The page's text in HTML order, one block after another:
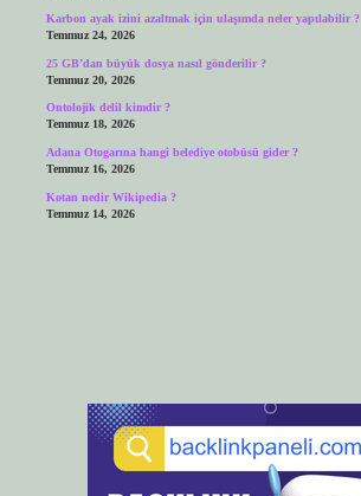
Karbon ayak izini azaltmak için ulaşımda neler yapılabilir ?
Temmuz 24, 2026
25 GB’dan büyük dosya nasıl gönderilir ?
Temmuz 20, 2026
Ontolojik delil kimdir ?
Temmuz 18, 2026
Adana Otogarına hangi belediye otobüsü gider ?
Temmuz 16, 2026
Kotan nedir Wikipedia ?
Temmuz 14, 2026